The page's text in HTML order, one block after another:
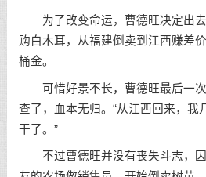
为了改变命运，曹德旺决定出去
购白木耳，从福建倒卖到江西赚差
桶金。
可惜好景不长，曹德旺最后一次
查了，血本无归。“从江西回来，我
干了。”
不过曹德旺并没有丧失斗志，因